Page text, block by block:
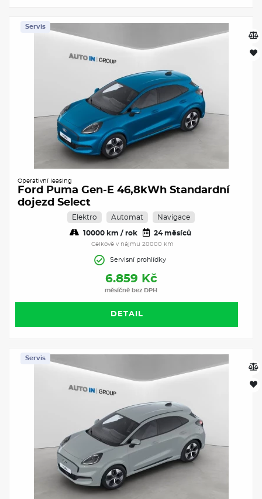
Servis
Operativní leasing
Ford Puma Gen-E 46,8kWh Standardní
dojezd Select
Elektro Automat Navigace
10000 km / rok 24 měsíců
Celkově v nájmu 20000 km
Servisní prohlídky
6.859 Kč
měsíčně bez DPH
DETAIL
Servis